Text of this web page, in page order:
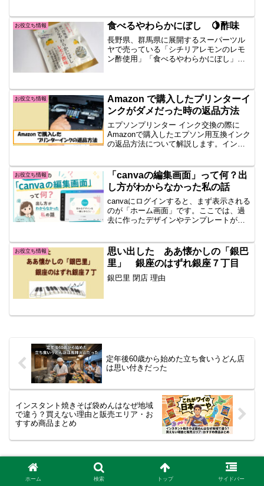
お役立ち情報 食べるやわらかにぼし 🍋酢味
長野県、群馬県に展開するスーパーツル
ヤで売っている「シチリアレモンのレモ
ン酢使用」「食べるやわらかにぼし」を
ます。ふつうにぼしと.....続きを読む
お役立ち情報
Amazon で購入したプリンターイ
ンクがダメだった時の返品方法
エプソンプリンター インク交換の際に
Amazonで購入したエプソン用互換インク
の返品方法について解説します。インク
ご紹介。返品時に必要なQRコードや返品
ラベルの印刷方法も丁寧に説明していま
す。商品を手放す際に知っておきたいポ
イントを分かりやすくまとめました。
お役立ち情報
「canvaの編集画面」って何？出
し方がわからなかった私の話
canvaにログインすると、まず表示される
のが「ホーム画面」です。ここでは、過
去に作ったデザインやテンプレートが並
どうやって出す.....続きを読む
お役立ち情報
思い出した ああ懐かしの「銀巴
里」 銀座のはずれ銀座７丁目
銀巴里 閉店 理由
定年後60歳から始めた立ち食いうどん店
は思い付きだった
インスタント焼きそば袋めんはなぜ地域
で違う？買えない理由と販売エリア・お
すすめ商品まとめ
ホーム お役立ち情報
ホーム 検索 トップ サイドバー